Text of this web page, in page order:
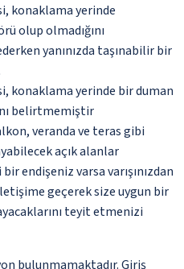
konaklama yerinde
olup olmadığını
yanınızda taşınabilir bir
konaklama yerinde bir duman
belirtmemiştir
veranda ve teras gibi
açık alanlar
endişeniz varsa varışınızdan
geçerek size uygun bir
teyit etmenizi
bulunmamaktadır. Giriş